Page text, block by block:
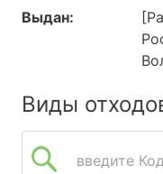
Выдан:
Виды
введите